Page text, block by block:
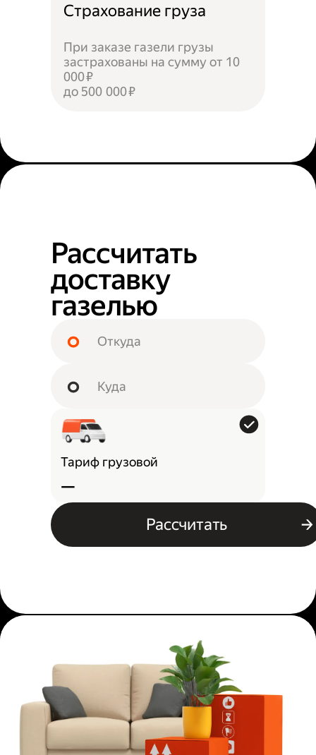
Страхование груза
При заказе газели грузы
застрахованы на сумму от 10
000 ₽
до 500 000 ₽
Рассчитать
доставку
газелью
Тариф грузовой
—
Рассчитать